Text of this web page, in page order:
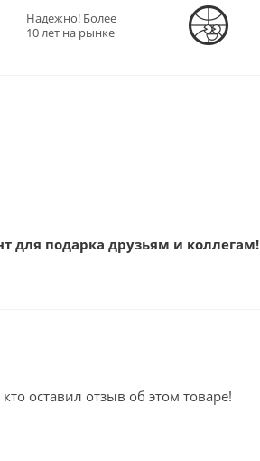
Надежно! Более
10 лет на рынке
для подарка друзьям и коллегам!
оставил отзыв об этом товаре!